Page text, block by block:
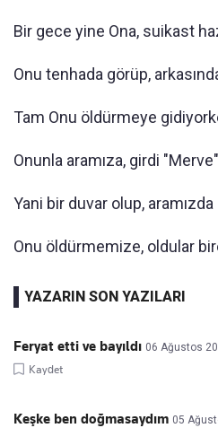
Bir gece yine Ona, suikast
Onu tenhada görüp,
Tam Onu öldürmeye
Onunla aramıza, girdi
Yani bir duvar olup,
Onu öldürmemize, oldular
YAZARIN SON YAZILARI
Feryat etti ve bayıldı 06 Ağustos
Kaydet
Keşke ben doğmasaydım 05